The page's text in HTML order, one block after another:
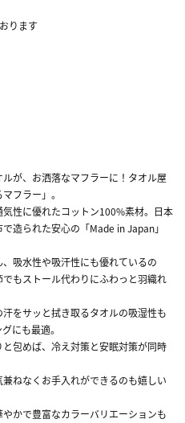
ります
が、お洒落なマフラーに！タオル屋
フラー」。
性に優れたコットン100%素材。日本
造られた安心の「Made in Japan」
吸水性や吸汗性にも優れているの
もストール代わりにふわっと羽織れ
をサッと拭き取るタオルの吸湿性も
にも最適。
包めば、冷え対策と安眠対策が同時
ねなくお手入れができるのも嬉しい
かで豊富なカラーバリエーションも